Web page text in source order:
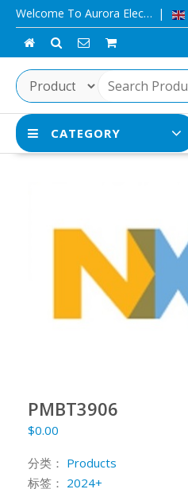
Skip
content
Welcome To Aurora Elec…
CATEGORY
PMBT3906
$0.00
分类： Products
标签： 2024+